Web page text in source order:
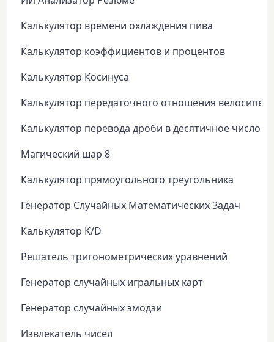
Калькулятор времени охлаждения пива
Калькулятор коэффициентов и процентов
Калькулятор Косинуса
Калькулятор передаточного отношения
Калькулятор перевода дроби в десятичное число
Магический шар 8
Калькулятор прямоугольного треугольника
Генератор Случайных Математических Задач
Калькулятор K/D
Решатель тригонометрических уравнений
Генератор случайных игральных карт
Генератор случайных эмодзи
Извлекатель чисел